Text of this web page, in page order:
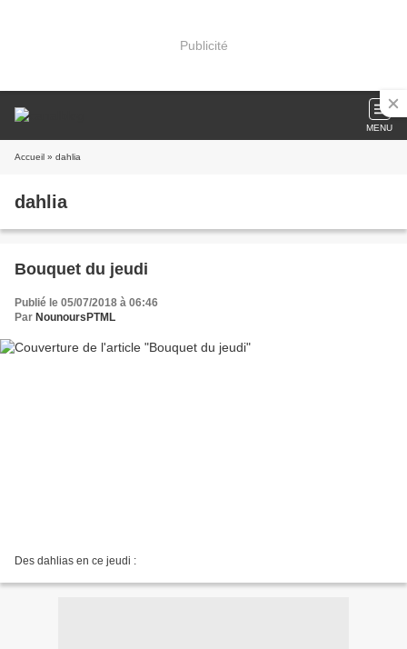
Publicité
MENU
Accueil » dahlia
dahlia
Bouquet du jeudi
Publié le 05/07/2018 à 06:46
Par NounoursPTML
Des dahlias en ce jeudi :